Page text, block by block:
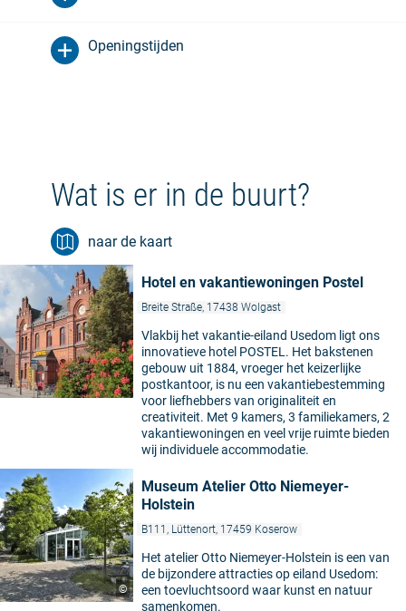
Openingstijden
Wat is er in de buurt?
naar de kaart
Hotel en vakantiewoningen Postel
Breite Straße, 17438 Wolgast
Vlakbij het vakantie-eiland Usedom ligt ons
innovatieve hotel POSTEL. Het bakstenen
gebouw uit 1884, vroeger het keizerlijke
postkantoor, is nu een vakantiebestemming
voor liefhebbers van originaliteit en
creativiteit. Met 9 kamers, 3 familiekamers, 2
vakantiewoningen en veel vrije ruimte bieden
wij individuele accommodatie.
©
Museum Atelier Otto Niemeyer-
Holstein
B111, Lüttenort, 17459 Koserow
Het atelier Otto Niemeyer-Holstein is een van
de bijzondere attracties op eiland Usedom:
een toevluchtsoord waar kunst en natuur
samenkomen.